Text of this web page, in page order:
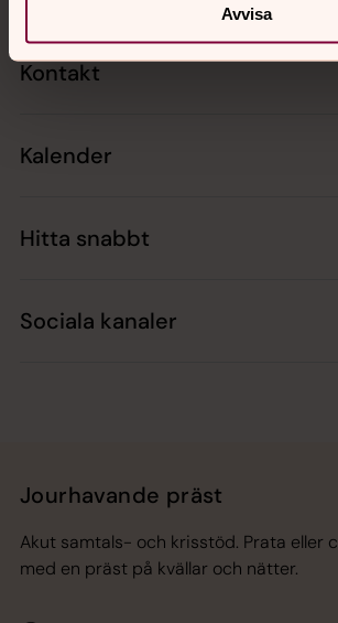
Avvisa
Kontakt
Kalender
Hitta snabbt
Sociala kanaler
Jourhavande präst
Akut samtals- och krisstöd. Prata eller
med en präst på kvällar och nätter.